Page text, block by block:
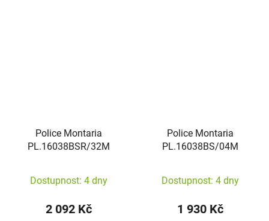
Police Montaria
PL.16038BSR/32M
Dostupnost: 4 dny
2 092 Kč
Police Montaria
PL.16038BS/04M
Dostupnost: 4 dny
1 930 Kč